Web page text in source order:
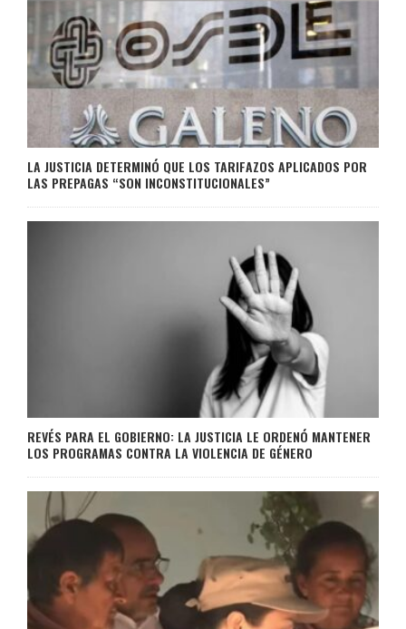
LA JUSTICIA DETERMINÓ QUE LOS TARIFAZOS APLICADOS POR
LAS PREPAGAS “SON INCONSTITUCIONALES”
REVÉS PARA EL GOBIERNO: LA JUSTICIA LE ORDENÓ MANTENER
LOS PROGRAMAS CONTRA LA VIOLENCIA DE GÉNERO